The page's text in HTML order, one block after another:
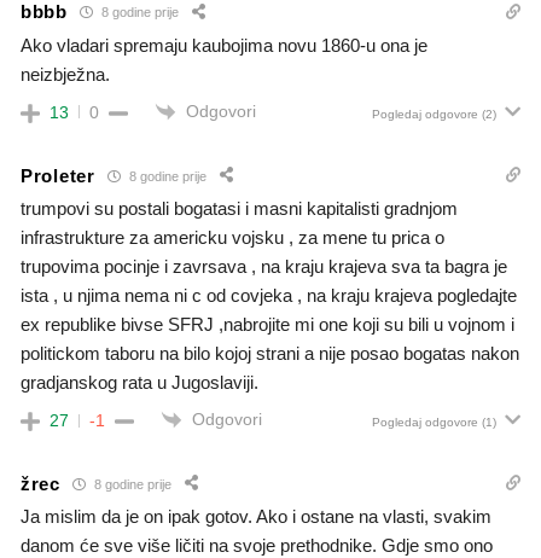
bbbb 8 godine prije
Ako vladari spremaju kaubojima novu 1860-u ona je
neizbježna.
13 0 Odgovori Pogledaj odgovore (2)
Proleter 8 godine prije
trumpovi su postali bogatasi i masni kapitalisti gradnjom
infrastrukture za americku vojsku , za mene tu prica o
trupovima pocinje i zavrsava , na kraju krajeva sva ta bagra je
ista , u njima nema ni c od covjeka , na kraju krajeva pogledajte
ex republike bivse SFRJ ,nabrojite mi one koji su bili u vojnom i
politickom taboru na bilo kojoj strani a nije posao bogatas nakon
gradjanskog rata u Jugoslaviji.
27 -1 Odgovori Pogledaj odgovore (1)
žrec 8 godine prije
Ja mislim da je on ipak gotov. Ako i ostane na vlasti, svakim
danom će sve više ličiti na svoje prethodnike. Gdje smo ono